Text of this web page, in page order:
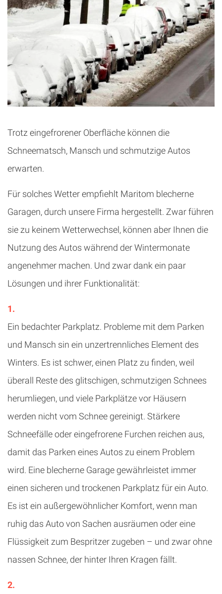
Trotz eingefrorener Oberfläche können die
Schneematsch, Mansch und schmutzige Autos
erwarten.
Für solches Wetter empfiehlt Maritom blecherne
Garagen, durch unsere Firma hergestellt. Zwar führen
sie zu keinem Wetterwechsel, können aber Ihnen die
Nutzung des Autos während der Wintermonate
angenehmer machen. Und zwar dank ein paar
Lösungen und ihrer Funktionalität:
Ein bedachter Parkplatz. Probleme mit dem Parken
und Mansch sin ein unzertrennliches Element des
Winters. Es ist schwer, einen Platz zu finden, weil
überall Reste des glitschigen, schmutzigen Schnees
herumliegen, und viele Parkplätze vor Häusern
werden nicht vom Schnee gereinigt. Stärkere
Schneefälle oder eingefrorene Furchen reichen aus,
damit das Parken eines Autos zu einem Problem
wird. Eine blecherne Garage gewährleistet immer
einen sicheren und trockenen Parkplatz für ein Auto.
Es ist ein außergewöhnlicher Komfort, wenn man
ruhig das Auto von Sachen ausräumen oder eine
Flüssigkeit zum Bespritzer zugeben – und zwar ohne
nassen Schnee, der hinter Ihren Kragen fällt.